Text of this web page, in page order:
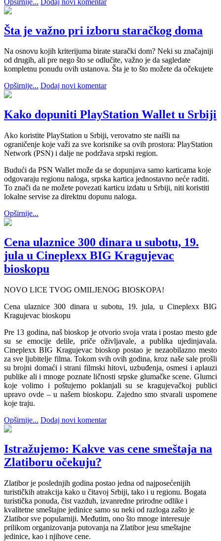
Šta je važno pri izboru staračkog doma
Na osnovu kojih kriterijuma birate starački dom? Neki su značajniji
od drugih, ali pre nego što se odlučite, važno je da sagledate
kompletnu ponudu ovih ustanova. Šta je to što možete da očekujete
Opširnije... Dodaj novi komentar
Kako dopuniti PlayStation Wallet u Srbiji
Ako koristite PlayStation u Srbiji, verovatno ste naišli na
ograničenje koje važi za sve korisnike sa ovih prostora: PlayStation
Network (PSN) i dalje ne podržava srpski region.
Budući da PSN Wallet može da se dopunjava samo karticama koje
odgovaraju regionu naloga, srpska kartica jednostavno neće raditi.
To znači da ne možete povezati karticu izdatu u Srbiji, niti koristiti
lokalne servise za direktnu dopunu naloga.
Opširnije...
Cena ulaznice 300 dinara u subotu, 19.
jula u Cineplexx BIG Kragujevac
bioskopu
NOVO LICE TVOG OMILJENOG BIOSKOPA!
Cena ulaznice 300 dinara u subotu, 19. jula, u Cineplexx BIG
Kragujevac bioskopu
Pre 13 godina, naš bioskop je otvorio svoja vrata i postao mesto gde
su se emocije delile, priče oživljavale, a publika ujedinjavala.
Cineplexx BIG Kragujevac bioskop postao je nezaobilazno mesto
za sve ljubitelje filma. Tokom svih ovih godina, kroz naše sale prošli
su brojni domaći i strani filmski hitovi, uzbuđenja, osmesi i aplauzi
publike ali i mnoge poznate ličnosti srpske glumačke scene. Glumci
koje volimo i poštujemo poklanjali su se kragujevačkoj publici
upravo ovde – u našem bioskopu. Zajedno smo stvarali uspomene
koje traju.
Opširnije... Dodaj novi komentar
Istražujemo: Kakve vas cene smeštaja na
Zlatiboru očekuju?
Zlatibor je poslednjih godina postao jedna od najposećenijih
turističkih atrakcija kako u čitavoj Srbiji, tako i u regionu. Bogata
turistička ponuda, čist vazduh, izvanredne prirodne odlike i
kvalitetne smeštajne jedinice samo su neki od razloga zašto je
Zlatibor sve popularniji. Međutim, ono što mnoge interesuje
prilikom organizovanja putovanja na Zlatibor jesu smeštajne
jedinice, kao i njihove cene.